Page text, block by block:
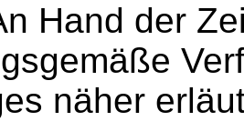
Hand der
näher